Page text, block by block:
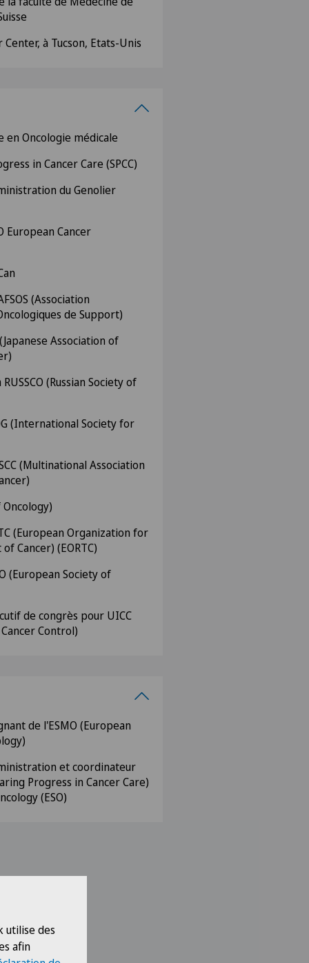
à Tucson, Etats-Unis
en Oncologie médicale
in Cancer Care (SPCC)
du Genolier
European Cancer
(Association
de Support)
Association of
(Russian Society of
(International Society for
(Multinational Association
Oncology)
(European Organization for
Cancer) (EORTC)
(European Society of
de congrès pour UICC
Control)
de l'ESMO (European
et coordinateur
Progress in Cancer Care)
(ESO)
utilise des
afin